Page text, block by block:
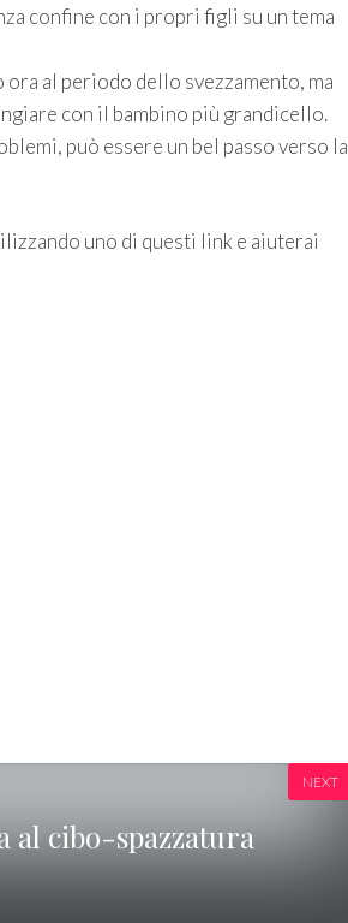
confine con i propri figli su un tema
al periodo dello svezzamento, ma
con il bambino più grandicello.
può essere un bel passo verso la
uno di questi link e aiuterai
al cibo-spazzatura
NEXT